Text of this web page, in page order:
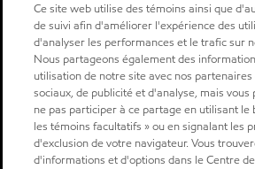
Ce site web utilise des témoins ainsi que
de suivi afin d'améliorer l'expérience des
d'analyser les performances et le trafic sur
Nous partageons également des
utilisation de notre site avec nos partenaires
sociaux, de publicité et d'analyse, mais vous
ne pas participer à ce partage en utilisant le
les témoins facultatifs » ou en signalant les
d'exclusion de votre navigateur. Vous
d'informations et d'options dans le Centre